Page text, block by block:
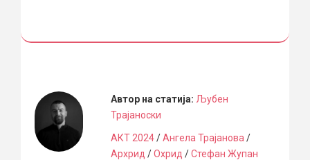
Автор на статија: Љубен
Трајаноски
АКТ 2024/Ангела Трајанова /
Архрид /Охрид /Стефан Жупан